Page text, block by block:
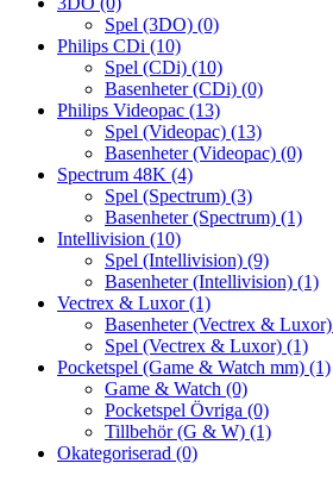
Spel (3DO) (0)
Philips CDi (10)
Spel (CDi) (10)
Basenheter (CDi) (0)
Philips Videopac (13)
Spel (Videopac) (13)
Basenheter (Videopac) (0)
Spectrum 48K (4)
Spel (Spectrum) (3)
Basenheter (Spectrum) (1)
Intellivision (10)
Spel (Intellivision) (9)
Basenheter (Intellivision) (1)
Vectrex & Luxor(1)
Basenheter (Vectrex & Luxor)
Spel (Vectrex & Luxor) (1)
Pocketspel (Game & Watch mm) (1)
Game & Watch (0)
Pocketspel Övriga (0)
Tillbehör (G & W) (1)
Okategoriserad (0)